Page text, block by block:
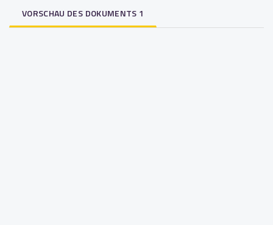
VORSCHAU DES DOKUMENTS 1